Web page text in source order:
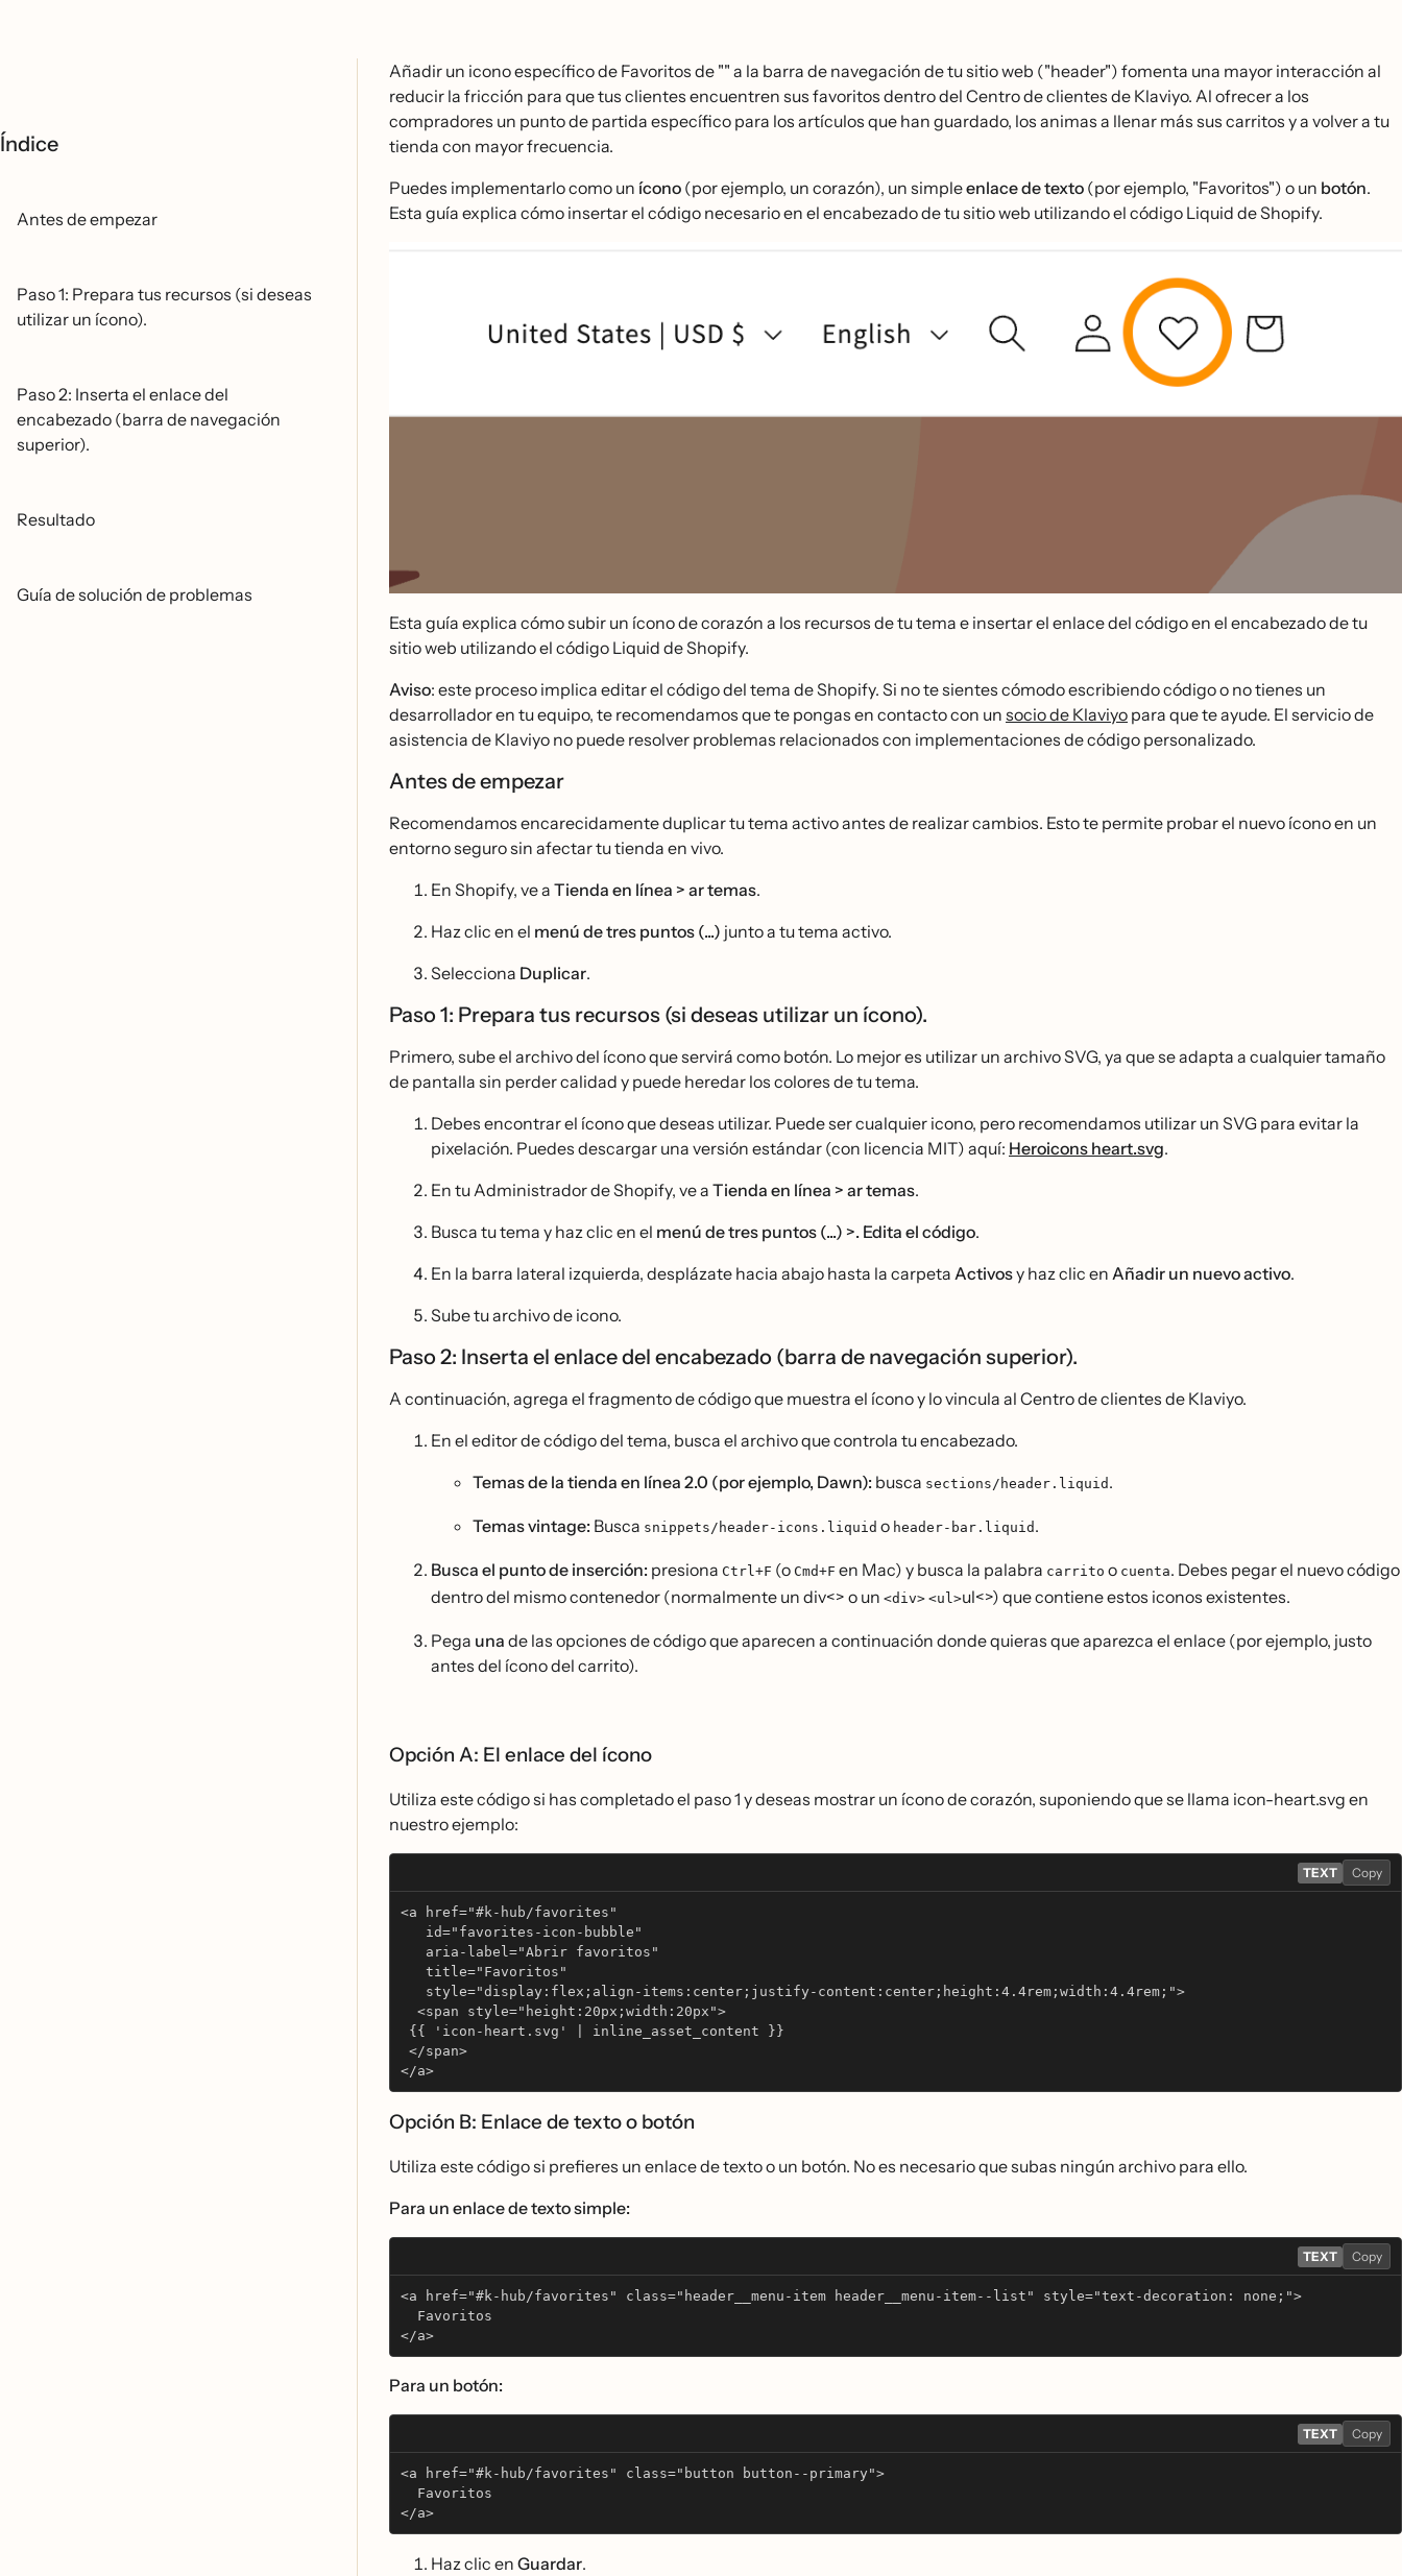
Índice
Antes de empezar
Paso 1: Prepara tus recursos (si deseas
utilizar un ícono).
Paso 2: Inserta el enlace del
encabezado (barra de navegación
superior).
Resultado
Guía de solución de problemas
Añadir un icono específico de Favoritos de "" a la barra de navegación de tu sitio web ("header") fomenta una mayor interacción al
reducir la fricción para que tus clientes encuentren sus favoritos dentro del Centro de clientes de Klaviyo. Al ofrecer a los
compradores un punto de partida específico para los artículos que han guardado, los animas a llenar más sus carritos y a volver a tu
tienda con mayor frecuencia.
Puedes implementarlo como un ícono (por ejemplo, un corazón), un simpleenlace de texto (por ejemplo, "Favoritos") o un botón.
Esta guía explica cómo insertar el código necesario en el encabezado de tu sitio web utilizando el código Liquid de Shopify.
Esta guía explica cómo subir un ícono de corazón a los recursos de tu tema e insertar el enlace del código en el encabezado de tu
sitio web utilizando el código Liquid de Shopify.
Aviso: este proceso implica editar el código del tema de Shopify. Si no te sientes cómodo escribiendo código o no tienes un
desarrollador en tu equipo, te recomendamos que te pongas en contacto con un socio de Klaviyo para que te ayude. El servicio de
asistencia de Klaviyo no puede resolver problemas relacionados con implementaciones de código personalizado.
Antes de empezar
Recomendamos encarecidamente duplicar tu tema activo antes de realizar cambios. Esto te permite probar el nuevo ícono en un
entorno seguro sin afectar tu tienda en vivo.
En Shopify, ve a Tienda en línea > ar temas.
Haz clic en el menú de tres puntos (...) junto a tu tema activo.
Selecciona Duplicar.
Paso 1: Prepara tus recursos (si deseas utilizar un ícono).
Primero, sube el archivo del ícono que servirá como botón. Lo mejor es utilizar un archivo SVG, ya que se adapta a cualquier tamaño
de pantalla sin perder calidad y puede heredar los colores de tu tema.
Debes encontrar el ícono que deseas utilizar. Puede ser cualquier icono, pero recomendamos utilizar un SVG para evitar la
pixelación. Puedes descargar una versión estándar (con licencia MIT) aquí: Heroicons heart.svg.
En tu Administrador de Shopify, ve a Tienda en línea > ar temas.
Busca tu tema y haz clic en el menú de tres puntos (...) >. Edita el código.
En la barra lateral izquierda, desplázate hacia abajo hasta la carpeta Activosy haz clic en Añadir un nuevo activo.
Sube tu archivo de icono.
Paso 2: Inserta el enlace del encabezado (barra de navegación superior).
A continuación, agrega el fragmento de código que muestra el ícono y lo vincula al Centro de clientes de Klaviyo.
En el editor de código del tema, busca el archivo que controla tu encabezado.
Temas de la tienda en línea 2.0 (por ejemplo, Dawn): busca sections/header.liquid .
Temas vintage: Busca snippets/header-icons.liquid o header-bar.liquid .
Busca el punto de inserción: presiona Ctrl+F (o Cmd+F en Mac) y busca la palabra carrito o cuenta. Debes pegar el nuevo código
dentro del mismo contenedor (normalmente un div<> o un <div> <ul>ul<>) que contiene estos iconos existentes.
Pega una de las opciones de código que aparecen a continuación donde quieras que aparezca el enlace (por ejemplo, justo
antes del ícono del carrito).
Opción A: El enlace del ícono
Utiliza este código si has completado el paso 1 y deseas mostrar un ícono de corazón, suponiendo que se llama icon-heart.svg en
nuestro ejemplo:
TEXT Copy
<a href="#k-hub/favorites"
   id="favorites-icon-bubble"
   aria-label="Abrir favoritos"
   title="Favoritos"
   style="display:flex;align-items:center;justify-content:center;height:4.4rem;width:4.4rem;">
  <span style="height:20px;width:20px">
{{ 'icon-heart.svg' | inline_asset_content }}
</span>
</a>
Opción B: Enlace de texto o botón
Utiliza este código si prefieres un enlace de texto o un botón. No es necesario que subas ningún archivo para ello.
Para un enlace de texto simple:
TEXT Copy
<a href="#k-hub/favorites" class="header__menu-item header__menu-item--list" style="text-decoration: none;">
  Favoritos
</a>
Para un botón:
TEXT Copy
<a href="#k-hub/favorites" class="button button--primary">
  Favoritos
</a>
Haz clic en Guardar.